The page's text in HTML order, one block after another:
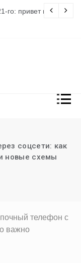
го: привет из 80-х
соцсети: как
новые схемы
телефон с
важно